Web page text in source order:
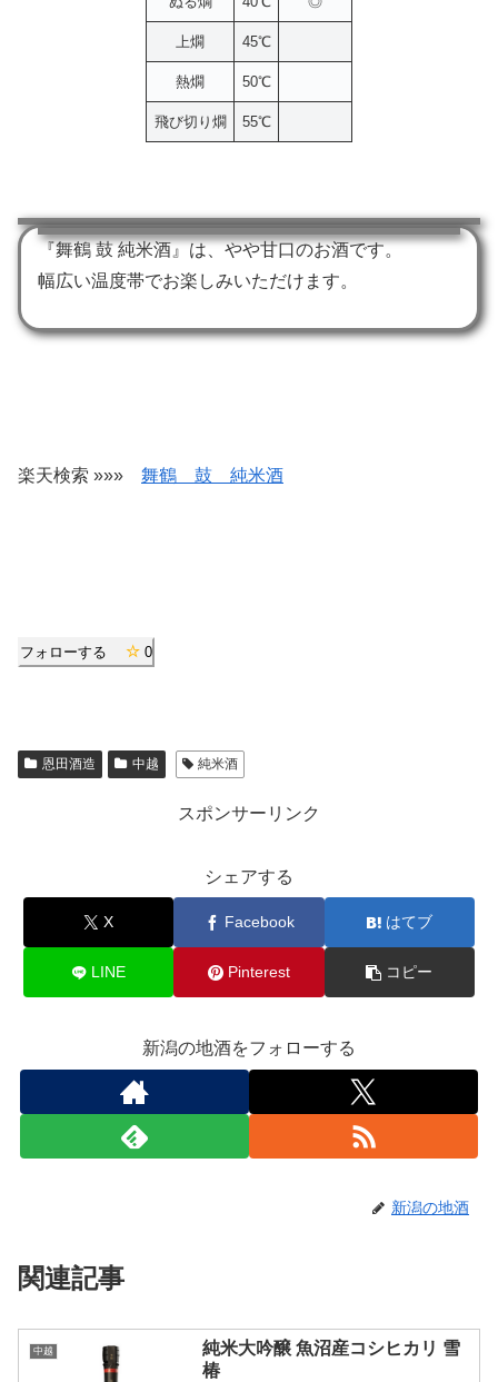
上燗 45℃
熱燗 50℃
飛び切り燗 55℃
『舞鶴 鼓 純米酒』は、やや甘口のお酒です。
幅広い温度帯でお楽しみいただけます。
楽天検索 »»» 舞鶴 鼓 純米酒
フォローする 0
恩田酒造 中越 純米酒
スポンサーリンク
シェアする
X Facebook はてブ
LINE Pinterest コピー
新潟の地酒をフォローする
新潟の地酒
関連記事
中越
純米大吟醸 魚沼産コシヒカリ 雪
椿